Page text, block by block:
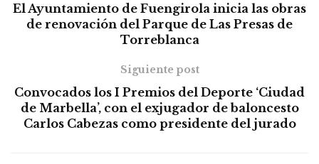
El Ayuntamiento de Fuengirola inicia las obras
de renovación del Parque de Las Presas de
Torreblanca
Siguiente post
Convocados los I Premios del Deporte ‘Ciudad
de Marbella’, con el exjugador de baloncesto
Carlos Cabezas como presidente del jurado